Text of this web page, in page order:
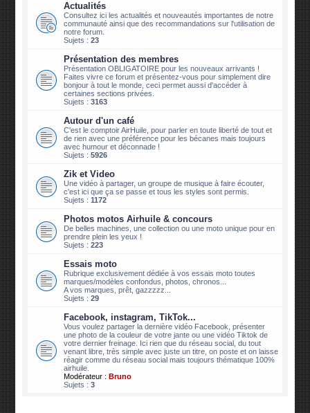
Actualités
Consultez ici les actualités et nouveautés importantes de notre
communauté ainsi que des recommandations sur l'utilisation de
notre forum.
Sujets :23
Présentation des membres
Présentation OBLIGATOIRE pour les nouveaux arrivants !
Faites vivre ce forum et présentez-vous pour simplement dire
bonjour à tout le monde, ceci permet aussi d'accéder à
certaines sections privées.
Sujets :3163
Autour d'un café
C'est le comptoir AirHuile, pour parler en toute liberté de tout et
de rien avec une préférence pour les bécanes mais toujours
avec humour et déconnade !
Sujets :5926
Zik et Video
Une vidéo à partager, un groupe de musique à faire écouter,
c'est ici que ça se passe et tous les styles sont permis.
Sujets :1172
Photos motos Airhuile & concours
De belles machines, une collection ou une moto unique pour en
prendre plein les yeux !
Sujets :223
Essais moto
Rubrique exclusivement dédiée à vos essais moto toutes
marques/modèles confondus, photos, chronos...
A vos marques, prêt, gazzzzz...
Sujets :29
Facebook, instagram, TikTok...
Vous voulez partager la dernière vidéo Facebook, présenter
une photo de la couleur de votre jante ou une vidéo Tiktok de
votre dernier freinage. Ici rien que du réseau social, du tout
venant libre, très simple avec juste un titre, on poste et on laisse
réagir comme du réseau social mais toujours thématique 100%
airhuile.
Modérateur : Bruno
Sujets :3